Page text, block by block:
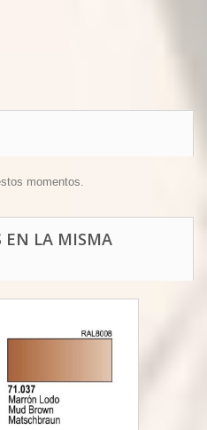
momentos.
EN LA MISMA